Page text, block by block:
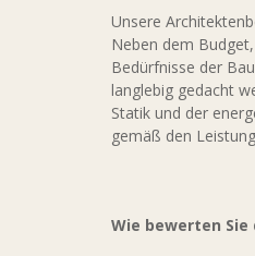
Unsere
Neben dem
Bedürfnisse der
langlebig gedacht
Statik und der
gemäß den
Wie bewerten